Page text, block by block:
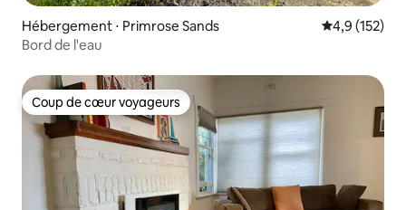
Hébergement ⋅ Primrose Sands Évaluation
4,9 (152)
Bord de l'eau
Coup de cœur voyageurs
Coup de cœur voyageurs